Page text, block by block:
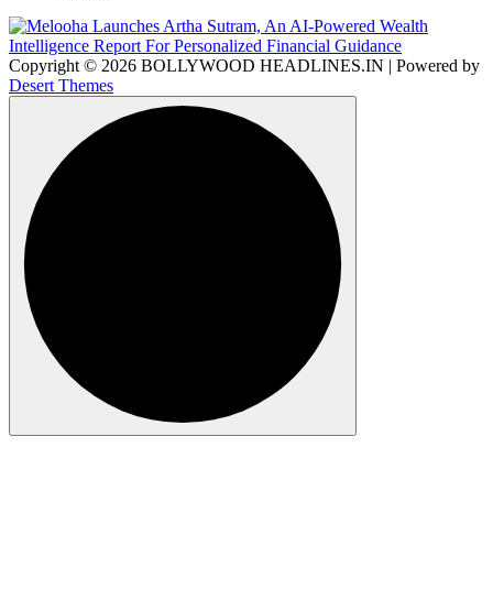
Copyright © 2026 BOLLYWOOD HEADLINES.IN | Powered by
Desert Themes